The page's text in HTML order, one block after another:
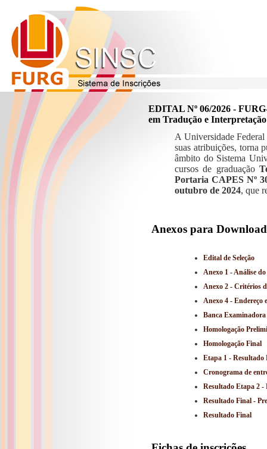
EDITAL Nº 06/2026 -
em Tradução e
A Universidade
suas atribuições, torna
âmbito do Sistema
cursos de graduação
Portaria CAPES Nº
outubro de 2024, que
Anexos para Download
Edital de Seleção
Anexo 1 - Análise
Anexo 2 - Critérios
Anexo 4 - Endereço
Banca Examinadora
Homologação
Homologação Final
Etapa 1 - Resultado
Cronograma de
Resultado Etapa 2 -
Resultado Final -
Resultado Final